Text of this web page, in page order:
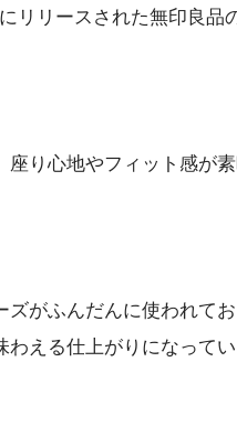
リリースされた無印良品
り心地やフィット感が素
がふんだんに使われて
える仕上がりになってい